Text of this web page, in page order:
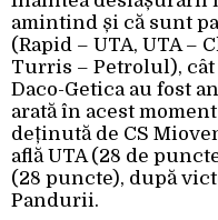
amintind și că sunt
(Rapid – UTA, UTA –
Turris – Petrolul),
Daco-Getica au fost
arată în acest
deținută de CS
află UTA (28 de
(28 puncte), după
Pandurii.